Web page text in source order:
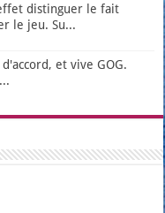
distinguer le fait
le jeu. Su...
et vive GOG.